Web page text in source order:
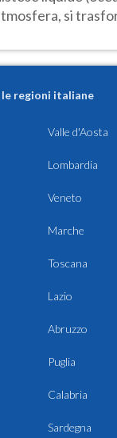
si
regioni italiane
Valle d'Aosta
Lombardia
Veneto
Marche
Toscana
Lazio
Abruzzo
Puglia
Calabria
Sardegna